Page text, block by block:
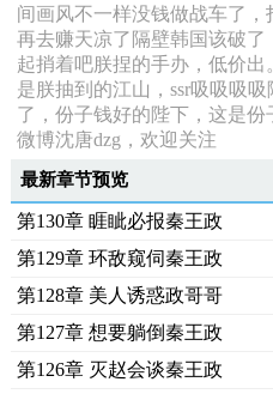
间画风不一样没钱做战车了
再去赚天凉了隔壁韩国该破
起捎着吧朕捏的手办，低价
是朕抽到的江山，ssr吸吸吸
了，份子钱好的陛下，这是
微博沈唐dzg，欢迎关注
最新章节预览
第130章 睚眦必报秦王政
第129章 环敌窥伺秦王政
第128章 美人诱惑政哥哥
第127章 想要躺倒秦王政
第126章 灭赵会谈秦王政